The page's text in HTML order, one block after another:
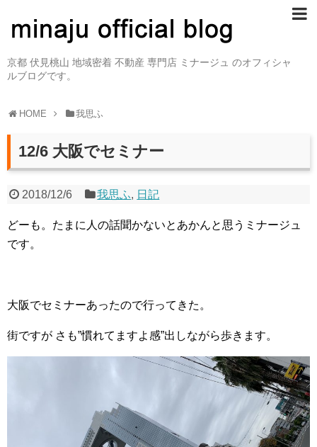
京都 伏見桃山 地域密着 不動産 専門店 ミナージュ のオフィシャ
ルブログです。
HOME 我思ふ
12/6 大阪でセミナー
2018/12/6 我思ふ, 日記
どーも。たまに人の話聞かないとあかんと思うミナージュ
です。
大阪でセミナーあったので行ってきた。
街ですが さも”慣れてますよ感”出しながら歩きます。